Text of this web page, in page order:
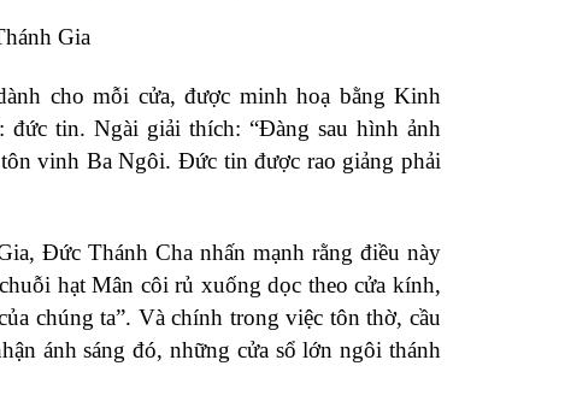
Gia
cho mỗi cửa, được minh hoạ bằng Kinh
đức tin. Ngài giải thích: “Đàng sau hình ảnh
vinh Ba Ngôi. Đức tin được rao giảng phải
Đức Thánh Cha nhấn mạnh rằng điều này
hạt Mân côi rủ xuống dọc theo cửa kính,
chúng ta”. Và chính trong việc tôn thờ, cầu
ánh sáng đó, những cửa sổ lớn ngôi thánh